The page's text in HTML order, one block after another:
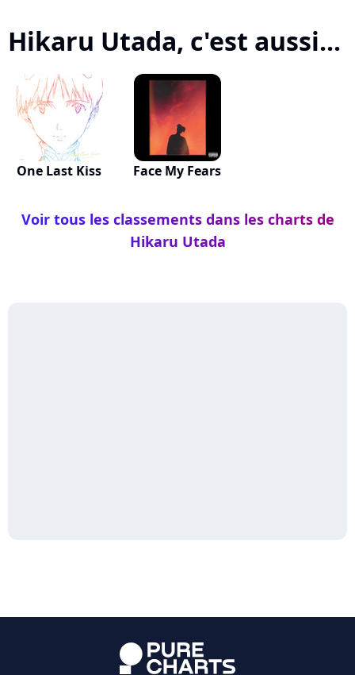
Hikaru Utada, c'est aussi...
One Last Kiss Face My Fears
Voir tous les classements dans les charts de
Hikaru Utada